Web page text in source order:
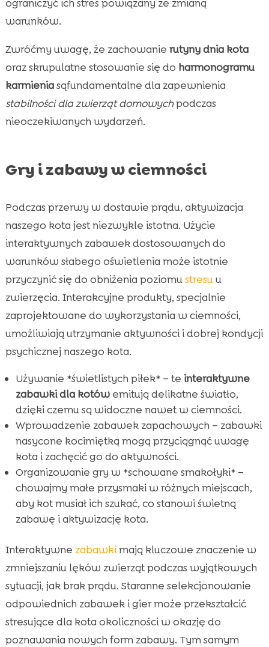
ograniczyć ich stres powiązany ze zmianą
warunków.
Zwróćmy uwagę, że zachowanie rutyny dnia kota
oraz skrupulatne stosowanie się do harmonogramu
karmieniasąfundamentalne dla zapewnienia
stabilności dla zwierząt domowychpodczas
nieoczekiwanych wydarzeń.
Gry i zabawy w ciemności
Podczas przerwy w dostawie prądu, aktywizacja
naszego kota jest niezwykle istotna. Użycie
interaktywnych zabawek dostosowanych do
warunków słabego oświetlenia może istotnie
przyczynić się do obniżenia poziomustresuu
zwierzęcia. Interakcyjne produkty, specjalnie
zaprojektowane do wykorzystania w ciemności,
umożliwiają utrzymanie aktywności i dobrej kondycji
psychicznej naszego kota.
Używanie *świetlistych piłek* – te interaktywne
zabawki dla kotówemitują delikatne światło,
dzięki czemu są widoczne nawet w ciemności.
Wprowadzenie zabawek zapachowych – zabawki
nasycone kocimiętką mogą przyciągnąć uwagę
kota i zachęcić go do aktywności.
Organizowanie gry w *schowane smakołyki* –
chowajmy małe przysmaki w różnych miejscach,
aby kot musiał ich szukać, co stanowi świetną
zabawę i aktywizację kota.
Interaktywne zabawkimają kluczowe znaczenie w
zmniejszaniu lęków zwierząt podczas wyjątkowych
sytuacji, jak brak prądu. Staranne selekcjonowanie
odpowiednich zabawek i gier może przekształcić
stresujące dla kota okoliczności w okazję do
poznawania nowych form zabawy. Tym samym